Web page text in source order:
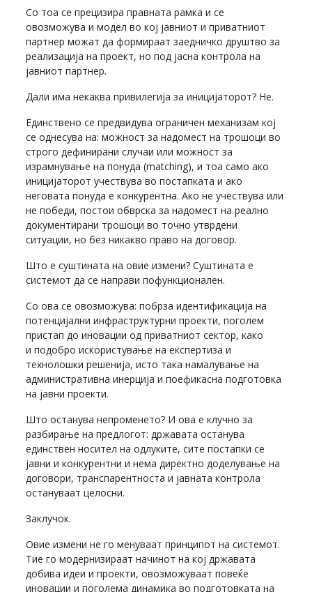
Со тоа се прецизира правната рамка и се
овозможува и модел во кој јавниот и приватниот
партнер можат да формираат заедничко друштво за
реализација на проект, но под јасна контрола на
јавниот партнер.
Дали има некаква привилегија за иницијаторот? Не.
Единствено се предвидува ограничен механизам кој
се однесува на: можност за надомест на трошоци во
строго дефинирани случаи или можност за
израмнување на понуда (matching), и тоа само ако
иницијаторот учествува во постапката и ако
неговата понуда е конкурентна. Ако не учествува или
не победи, постои обврска за надомест на реално
документирани трошоци во точно утврдени
ситуации, но без никакво право на договор.
Што е суштината на овие измени? Суштината е
системот да се направи пофункционален.
Со ова се овозможува: побрза идентификација на
потенцијални инфраструктурни проекти, поголем
пристап до иновации од приватниот сектор, како
и подобро искористување на експертиза и
технолошки решенија, исто така намалување на
административна инерција и поефикасна подготовка
на јавни проекти.
Што останува непроменето? И ова е клучно за
разбирање на предлогот: државата останува
единствен носител на одлуките, сите постапки се
јавни и конкурентни и нема директно доделување на
договори, транспарентноста и јавната контрола
остануваат целосни.
Заклучок.
Овие измени не го менуваат принципот на системот.
Тие го модернизираат начинот на кој државата
добива идеи и проекти, овозможуваат повеќе
иновации и поголема динамика во подготовката на